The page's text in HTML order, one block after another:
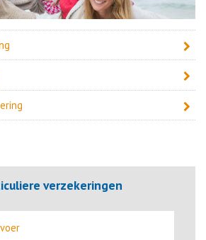
verzekeringen